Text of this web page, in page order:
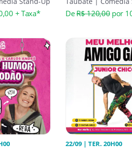
+ Taxa* DeR$ 120,00por
22/09 | TER. 20H00